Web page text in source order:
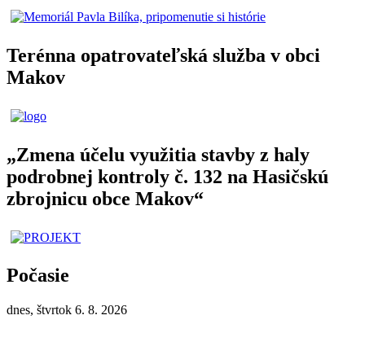
Terénna opatrovateľská služba v obci
Makov
„Zmena účelu využitia stavby z haly
podrobnej kontroly č. 132 na Hasičskú
zbrojnicu obce Makov“
Počasie
dnes, štvrtok 6. 8. 2026